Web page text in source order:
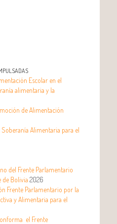
Escolar en el
alimentaria y la
de Alimentación
Soberanía Alimentaria para el
del Frente Parlamentario
de Bolivia 2026
Frente Parlamentario por la
y Alimentaria para el
el Frente